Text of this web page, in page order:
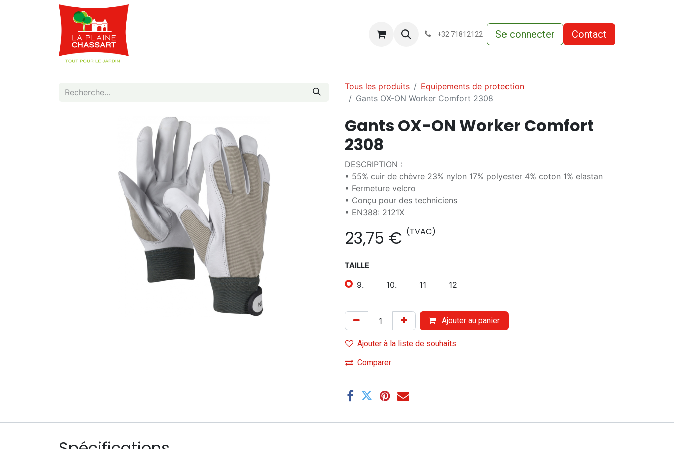
Conditions-generales-de-vente
+32 71812122 Se connecter Contact
Tous les produits
Equipements de protection
Gants OX-ON Worker Comfort 2308
Gants OX-ON Worker Comfort
2308
DESCRIPTION :
• 55% cuir de chèvre 23% nylon 17% polyester 4% coton 1% elastan
• Fermeture velcro
• Conçu pour des techniciens
• EN388: 2121X
23,75 € (TVAC)
TAILLE
9. 10. 11 12
Ajouter au panier
Ajouter à la liste de souhaits
Comparer